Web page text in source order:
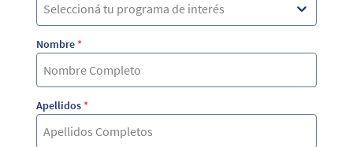
Seleccioná tu programa de interés
Nombre*
Apellidos*